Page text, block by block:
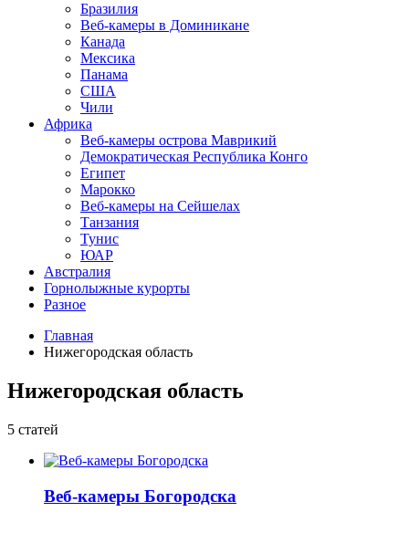
Бразилия
Веб-камеры в Доминикане
Канада
Мексика
Панама
США
Чили
Африка
Веб-камеры острова Маврикий
Демократическая Республика Конго
Египет
Марокко
Веб-камеры на Сейшелах
Танзания
Тунис
ЮАР
Австралия
Горнолыжные курорты
Разное
Главная
Нижегородская область
Нижегородская область
5 статей
Веб-камеры Богородска